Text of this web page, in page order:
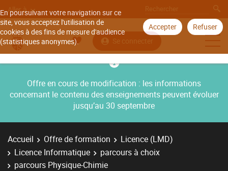
En poursuivant votre navigation sur ce
site, vous acceptez l'utilisation de
cookies à des fins de mesure d'audience
(statistiques anonymes).
Accepter Refuser
Aller à
Se connecter
Offre en cours de modification : les informations
concernant le contenu des enseignements peuvent évoluer
jusqu’au 30 septembre
Accueil Offre de formation
Licence (LMD)
Licence Informatique
parcours à choix
parcours Physique-Chimie